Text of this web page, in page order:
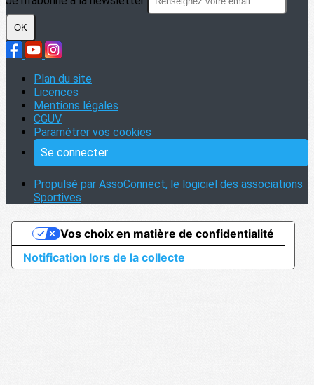
OK
Plan du site
Licences
Mentions légales
CGUV
Paramétrer vos cookies
Se connecter
Propulsé par AssoConnect, le logiciel des associations
Sportives
Notification lors de la collecte
Vos choix en matière de confidentialité